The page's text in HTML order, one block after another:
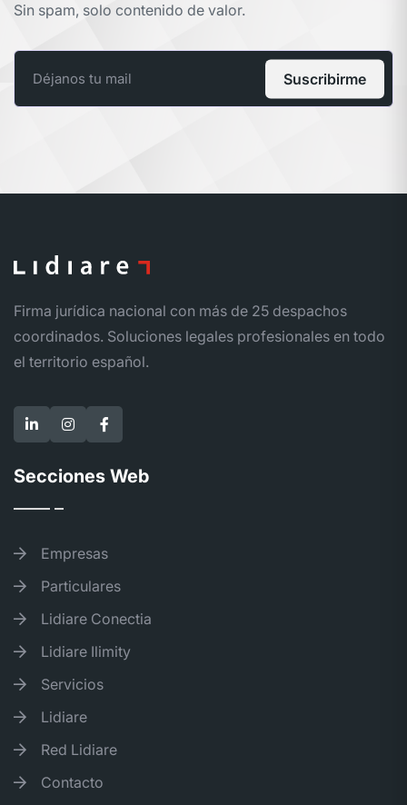
Sin spam, solo contenido de valor.
Suscribirme
Firma jurídica nacional con más de 25 despachos
coordinados. Soluciones legales profesionales en todo
el territorio español.
Secciones Web
Empresas
Particulares
Lidiare Conectia
Lidiare Ilimity
Servicios
Lidiare
Red Lidiare
Contacto